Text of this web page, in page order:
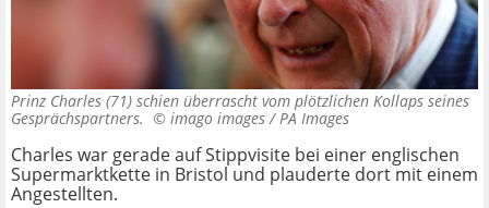
Prinz Charles (71) schien überrascht vom plötzlichen Kollaps seines
Gesprächspartners. © imago images / PA Images
Charles war gerade auf Stippvisite bei einer englischen
Supermarktkette in Bristol und plauderte dort mit einem
Angestellten.